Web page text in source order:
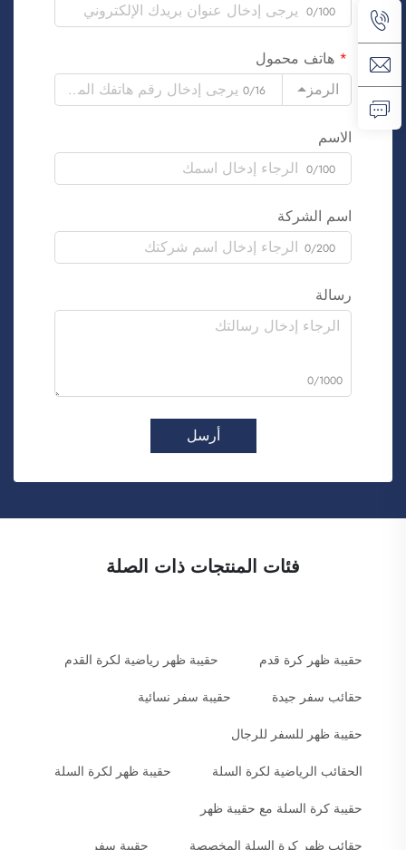
0/100
هاتف محمول
الرمز
0/16
الاسم
0/100
اسم الشركة
0/200
رسالة
0/1000
أرسل
فئات المنتجات ذات الصلة
حقيبة ظهر كرة قدم حقيبة ظهر رياضية لكرة القدم
حقائب سفر جيدة حقيبة سفر نسائية
حقيبة ظهر للسفر للرجال
الحقائب الرياضية لكرة السلة حقيبة ظهر لكرة السلة
حقيبة كرة السلة مع حقيبة ظهر
حقائب ظهر كرة السلة المخصصة حقيبة سفر